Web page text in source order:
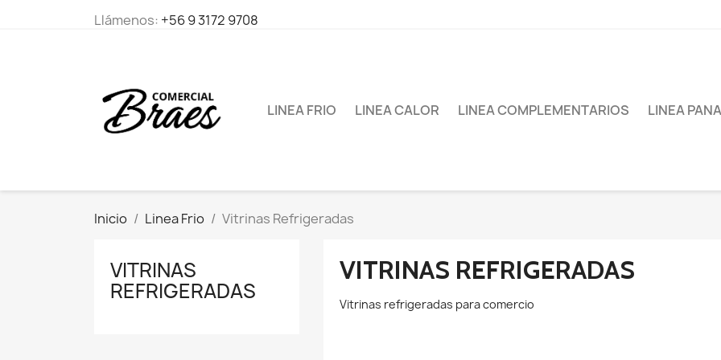
Llámenos: +56 9 3172 9708
LINEA FRIO LINEA CALOR LINEA COMPLEMENTARIOS LINEA
Inicio Linea Frio Vitrinas Refrigeradas
VITRINAS
REFRIGERADAS
VITRINAS REFRIGERADAS
Vitrinas refrigeradas para comercio